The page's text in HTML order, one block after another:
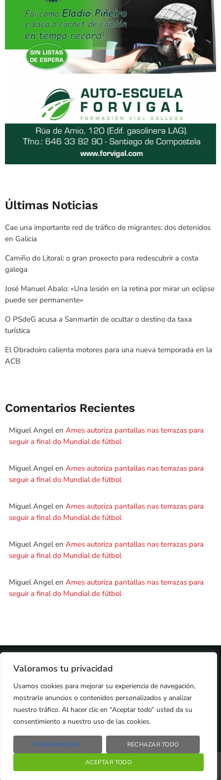
Valoramos tu privacidad
Usamos cookies para mejorar su experiencia de navegación,
mostrarle anuncios o contenidos personalizados y analizar
nuestro tráfico. Al hacer clic en “Aceptar todo” usted da su
consentimiento a nuestro uso de las cookies.
PERSONALIZAR RECHAZAR TODO
ACEPTAR TODO
play_arrow
Radio Líder Santiago – 97.7Fm
Santiago de Compostela
keyboard_arrow_right
Últimas Noticias
Cae una importante red de tráfico de migrantes: dos detenidos
en Galicia
Camiño do Litoral: o gran proxecto para redescubrir a costa
galega
José Manuel Abalo: «Una lesión en la retina por mirar un eclipse
puede ser permanente»
O PSdeG acusa a Sanmartín de ocultar o destino da taxa
turística
El Obradoiro calienta motores para una nueva temporada en la
ACB
Comentarios Recientes
Miguel Angelen Ames autoriza pantallas nas terrazas para
seguir a final do Mundial de fútbol
Miguel Angelen Ames autoriza pantallas nas terrazas para
seguir a final do Mundial de fútbol
Miguel Angelen Ames autoriza pantallas nas terrazas para
seguir a final do Mundial de fútbol
Miguel Angelen Ames autoriza pantallas nas terrazas para
seguir a final do Mundial de fútbol
Miguel Angelen Ames autoriza pantallas nas terrazas para
seguir a final do Mundial de fútbol
2024 © PROPIEDAD DE DEZASETE MEDIA SL
COOKIES
AVISO LEGAL
PUBLICIDAD
CONTACTO